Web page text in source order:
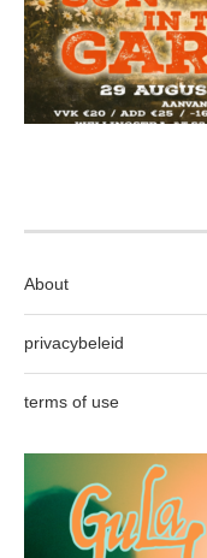
About
privacybeleid
terms of use